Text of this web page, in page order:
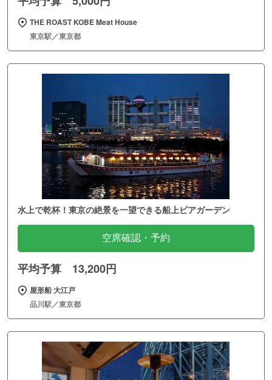
THE ROAST KOBE Meat House
東京駅／東京都
水上で乾杯！東京の絶景を一望できる船上ビアガーデン
空席確認・予約
平均予算 13,200円
屋形船 大江戸
品川駅／東京都